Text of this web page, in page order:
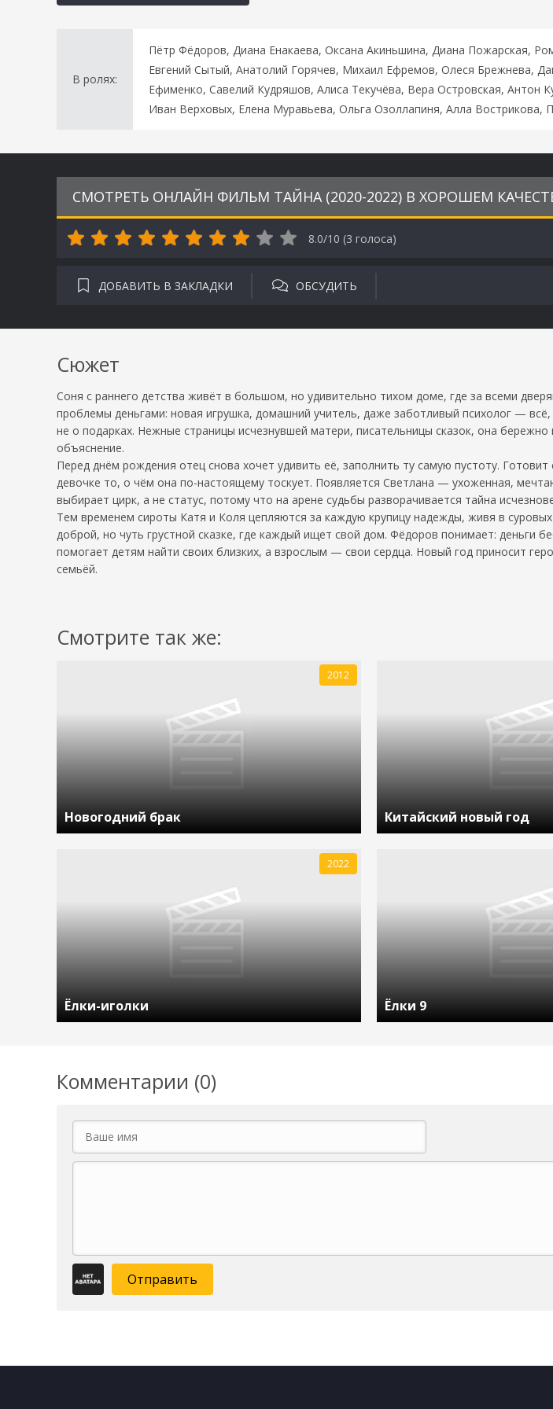
В ролях:
Пётр Фёдоров, Диана Енакаева, Оксана Акиньшина, Диана Пожарская,
Евгений Сытый, Анатолий Горячев, Михаил Ефремов, Олеся Брежнева,
Ефименко, Савелий Кудряшов, Алиса Текучёва, Вера Островская, Антон
Иван Верховых, Елена Муравьева, Ольга Озоллапиня, Алла Вострикова,
СМОТРЕТЬ ОНЛАЙН ФИЛЬМ ТАЙНА (2020-2022) В ХОРОШЕМ
8.0/10 (3 голоса)
ДОБАВИТЬ В ЗАКЛАДКИ ОБСУДИТЬ
Сюжет
Соня с раннего детства живёт в большом, но удивительно тихом доме, где за всеми
проблемы деньгами: новая игрушка, домашний учитель, даже заботливый психолог —
не о подарках. Нежные страницы исчезнувшей матери, писательницы сказок, она
объяснение.
Перед днём рождения отец снова хочет удивить её, заполнить ту самую пустоту.
девочке то, о чём она по-настоящему тоскует. Появляется Светлана — ухоженная,
выбирает цирк, а не статус, потому что на арене судьбы разворачивается тайна
Тем временем сироты Катя и Коля цепляются за каждую крупицу надежды, живя в
доброй, но чуть грустной сказке, где каждый ищет свой дом. Фёдоров понимает: деньги
помогает детям найти своих близких, а взрослым — свои сердца. Новый год приносит
семьёй.
Смотрите так же:
Новогодний брак
2012
Китайский новый год
Ёлки-иголки
2022
Ёлки 9
Комментарии (0)
Отправить